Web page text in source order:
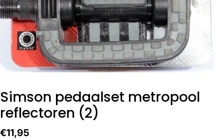
Simson pedaalset metropool
reflectoren (2)
Normale
€11,95